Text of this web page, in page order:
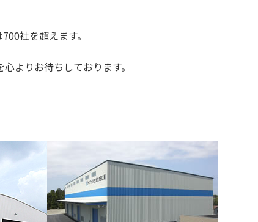
社を超えます。
よりお待ちしております。